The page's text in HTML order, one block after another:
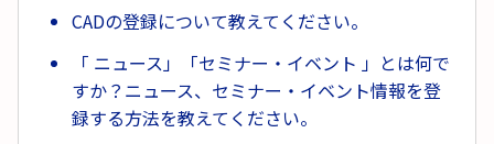
CADの登録について教えてください。
「 ニュース」「セミナー・イベント 」とは何で
すか？ニュース、セミナー・イベント情報を登
録する方法を教えてください。